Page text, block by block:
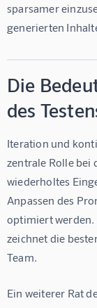
sparsamer
generierten
Die
des
Iteration und
zentrale Rolle bei
wiederholtes
Anpassen des
optimiert werden.
zeichnet die
Team.
Ein weiterer Rat